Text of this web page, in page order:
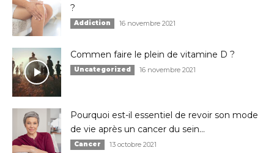
?
Addiction 16 novembre 2021
Commen faire le plein de vitamine D ?
Uncategorized 16 novembre 2021
Pourquoi est-il essentiel de revoir son mode
de vie après un cancer du sein...
Cancer 13 octobre 2021